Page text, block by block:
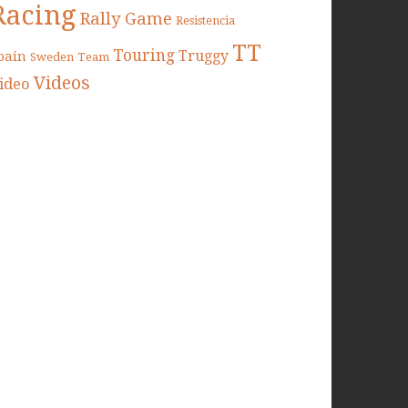
Rally Game Resistencia
Sweden Team Touring Truggy TT
Videos